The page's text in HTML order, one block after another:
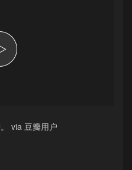
via 豆瓣用户